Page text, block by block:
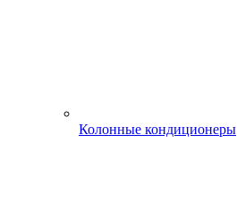
Колонные кондиционеры